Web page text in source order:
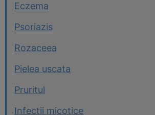
Eczema
Psoriazis
Rozaceea
Pielea uscata
Pruritul
Infectii micotice